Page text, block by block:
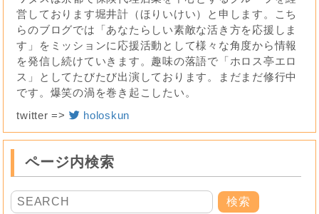
営しております堀井計（ほりいけい）と申します。こち
らのブログでは「あなたらしい素敵な活き方を応援しま
す」をミッションに応援活動として様々な角度から情報
を発信し続けていきます。趣味の落語で「ホロス亭エロ
ス」としてたびたび出演しております。まだまだ修行中
です。爆笑の渦を巻き起こしたい。
twitter =>
holoskun
ページ内検索